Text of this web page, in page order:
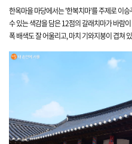
한옥마을 마당에서는 '한복치마'를 주제로 이
수 있는 색감을 담은 12점의 갈래치마가 바람
폭 배색도 잘 어울리고, 마치 기와지붕이 겹쳐